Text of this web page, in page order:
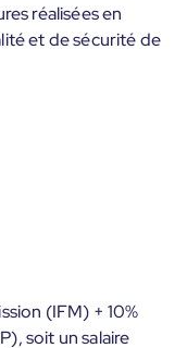
réalisées en
et de sécurité de
(IFM) + 10%
soit un salaire